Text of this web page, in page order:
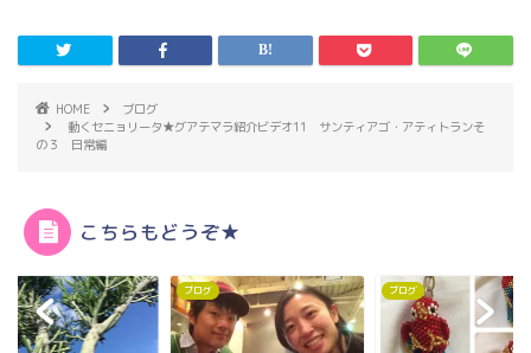
HOME
ブログ
動くセニョリータ★グアテマラ紹介ビデオ11 サンティアゴ・アティトランそ
の３ 日常編
こちらもどうぞ★
ブログ ブログ